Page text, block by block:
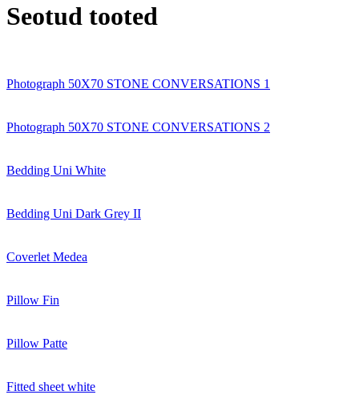
Seotud tooted
Photograph 50X70 STONE CONVERSATIONS 1
Photograph 50X70 STONE CONVERSATIONS 2
Bedding Uni White
Bedding Uni Dark Grey II
Coverlet Medea
Pillow Fin
Pillow Patte
Fitted sheet white